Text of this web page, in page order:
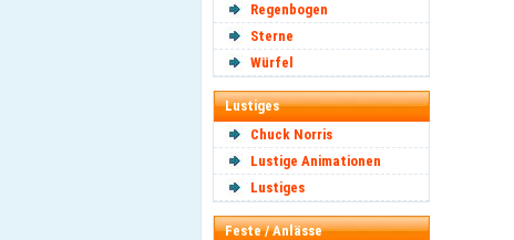
Regenbogen
Sterne
Würfel
Lustiges
Chuck Norris
Lustige Animationen
Lustiges
Feste / Anlässe